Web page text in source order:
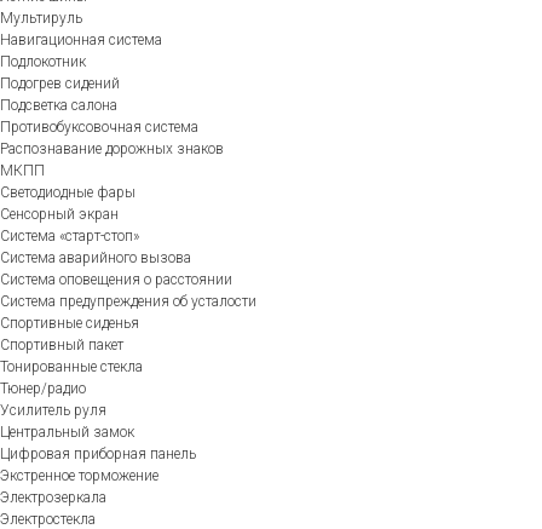
Мультируль
Навигационная система
Подлокотник
Подогрев сидений
Подсветка салона
Противобуксовочная система
Распознавание дорожных знаков
МКПП
Светодиодные фары
Сенсорный экран
Система «старт-стоп»
Система аварийного вызова
Система оповещения о расстоянии
Система предупреждения об усталости
Спортивные сиденья
Спортивный пакет
Тонированные стекла
Тюнер/радио
Усилитель руля
Центральный замок
Цифровая приборная панель
Экстренное торможение
Электрозеркала
Электростекла